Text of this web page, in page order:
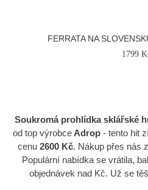
FERRATA NA
1799
Soukromá prohlídka sklářské
od top výrobce Adrop - tento hit
cenu 2600 Kč. Nákup přes nás
Populární nabídka se vrátila,
objednávek nad Kč. Už se